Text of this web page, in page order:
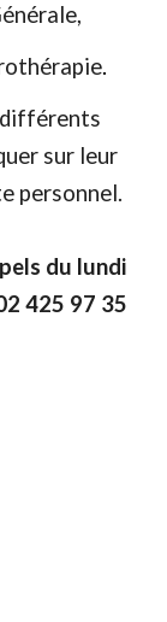
.
différents
sur leur
personnel.
du lundi
425 97 35